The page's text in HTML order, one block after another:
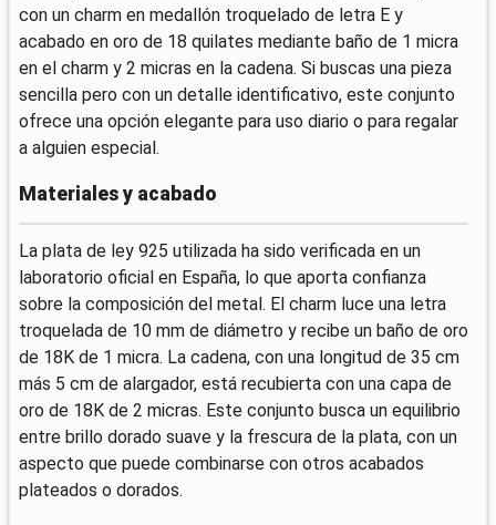
con un charm en medallón troquelado de letra E y
acabado en oro de 18 quilates mediante baño de 1 micra
en el charm y 2 micras en la cadena. Si buscas una pieza
sencilla pero con un detalle identificativo, este conjunto
ofrece una opción elegante para uso diario o para regalar
a alguien especial.
Materiales y acabado
La plata de ley 925 utilizada ha sido verificada en un
laboratorio oficial en España, lo que aporta confianza
sobre la composición del metal. El charm luce una letra
troquelada de 10 mm de diámetro y recibe un baño de oro
de 18K de 1 micra. La cadena, con una longitud de 35 cm
más 5 cm de alargador, está recubierta con una capa de
oro de 18K de 2 micras. Este conjunto busca un equilibrio
entre brillo dorado suave y la frescura de la plata, con un
aspecto que puede combinarse con otros acabados
plateados o dorados.